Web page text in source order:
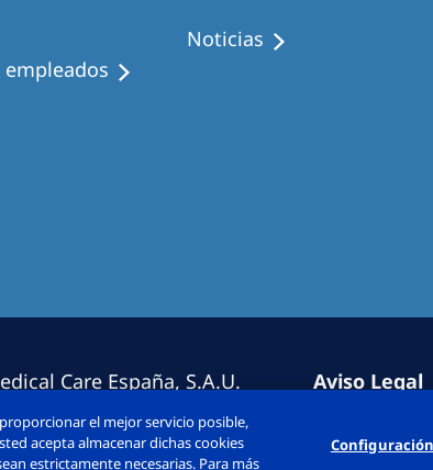
Noticias
Care España, S.A.U.
reservado.
Aviso Legal
Diálogo
el mejor servicio posible,
acepta almacenar dichas cookies
estrictamente necesarias. Para más